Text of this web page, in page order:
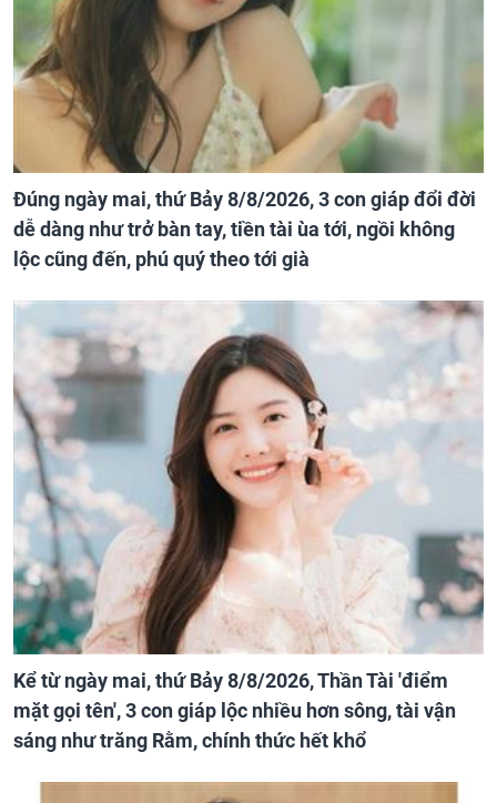
Đúng ngày mai, thứ Bảy 8/8/2026, 3 con giáp đổi đời
dễ dàng như trở bàn tay, tiền tài ùa tới, ngồi không
lộc cũng đến, phú quý theo tới già
Kể từ ngày mai, thứ Bảy 8/8/2026, Thần Tài 'điểm
mặt gọi tên', 3 con giáp lộc nhiều hơn sông, tài vận
sáng như trăng Rằm, chính thức hết khổ